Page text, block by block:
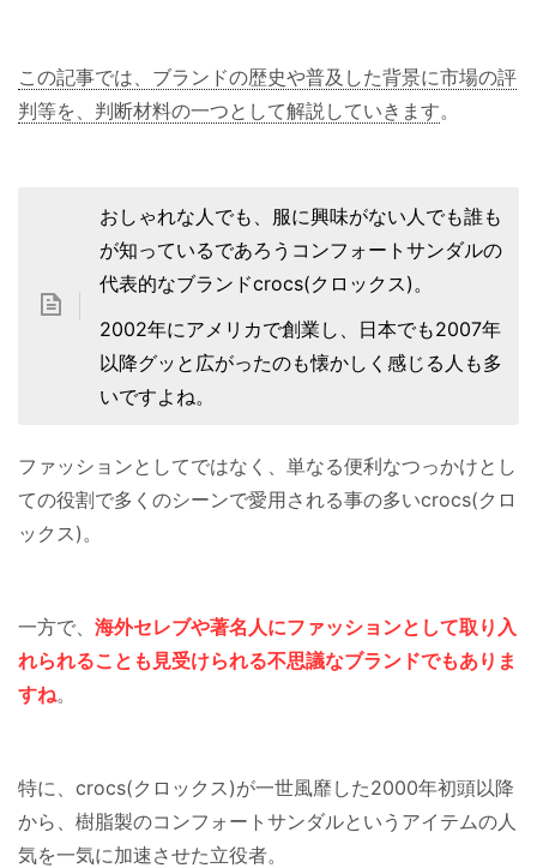
この記事では、ブランドの歴史や普及した背景に市場の評
判等を、判断材料の一つとして解説していきます。
おしゃれな人でも、服に興味がない人でも誰も
が知っているであろうコンフォートサンダルの
代表的なブランドcrocs(クロックス)。
2002年にアメリカで創業し、日本でも2007年
以降グッと広がったのも懐かしく感じる人も多
いですよね。
ファッションとしてではなく、単なる便利なつっかけとし
ての役割で多くのシーンで愛用される事の多いcrocs(クロ
ックス)。
一方で、 海外セレブや著名人にファッションとして取り入
れられることも見受けられる不思議なブランドでもありま
すね。
特に、crocs(クロックス)が一世風靡した2000年初頭以降
から、樹脂製のコンフォートサンダルというアイテムの人
気を一気に加速させた立役者。